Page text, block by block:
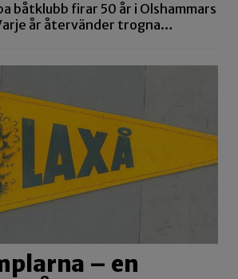
båtklubb firar 50 år i Olshammars
år återvänder trogna…
– en